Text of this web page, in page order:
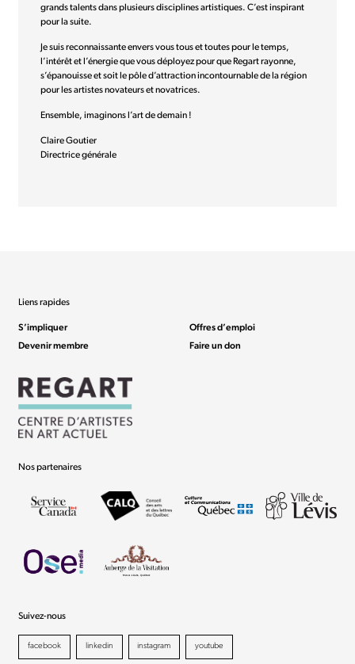
grands talents dans plusieurs disciplines artistiques. C’est inspirant
pour la suite.
Je suis reconnaissante envers vous tous et toutes pour le temps,
l’intérêt et l’énergie que vous déployez pour que Regart rayonne,
s’épanouisse et soit le pôle d’attraction incontournable de la région
pour les artistes novateurs et novatrices.
Ensemble, imaginons l’art de demain !
Claire Goutier
Directrice générale
Liens rapides
S’impliquer
Devenir membre
Offres d’emploi
Faire un don
Nos partenaires
Suivez-nous
facebook linkedin instagram youtube